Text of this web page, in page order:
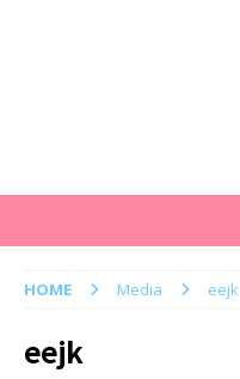
HOME Media eejk
eejk